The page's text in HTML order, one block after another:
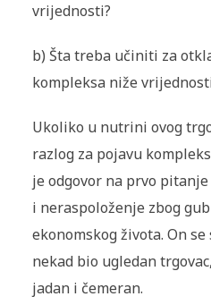
vrijednosti?
b) Šta treba učiniti za
kompleksa niže
Ukoliko u nutrini ovog
razlog za pojavu
je odgovor na prvo
i neraspoloženje zbog
ekonomskog života. On
nekad bio ugledan
jadan i čemeran.